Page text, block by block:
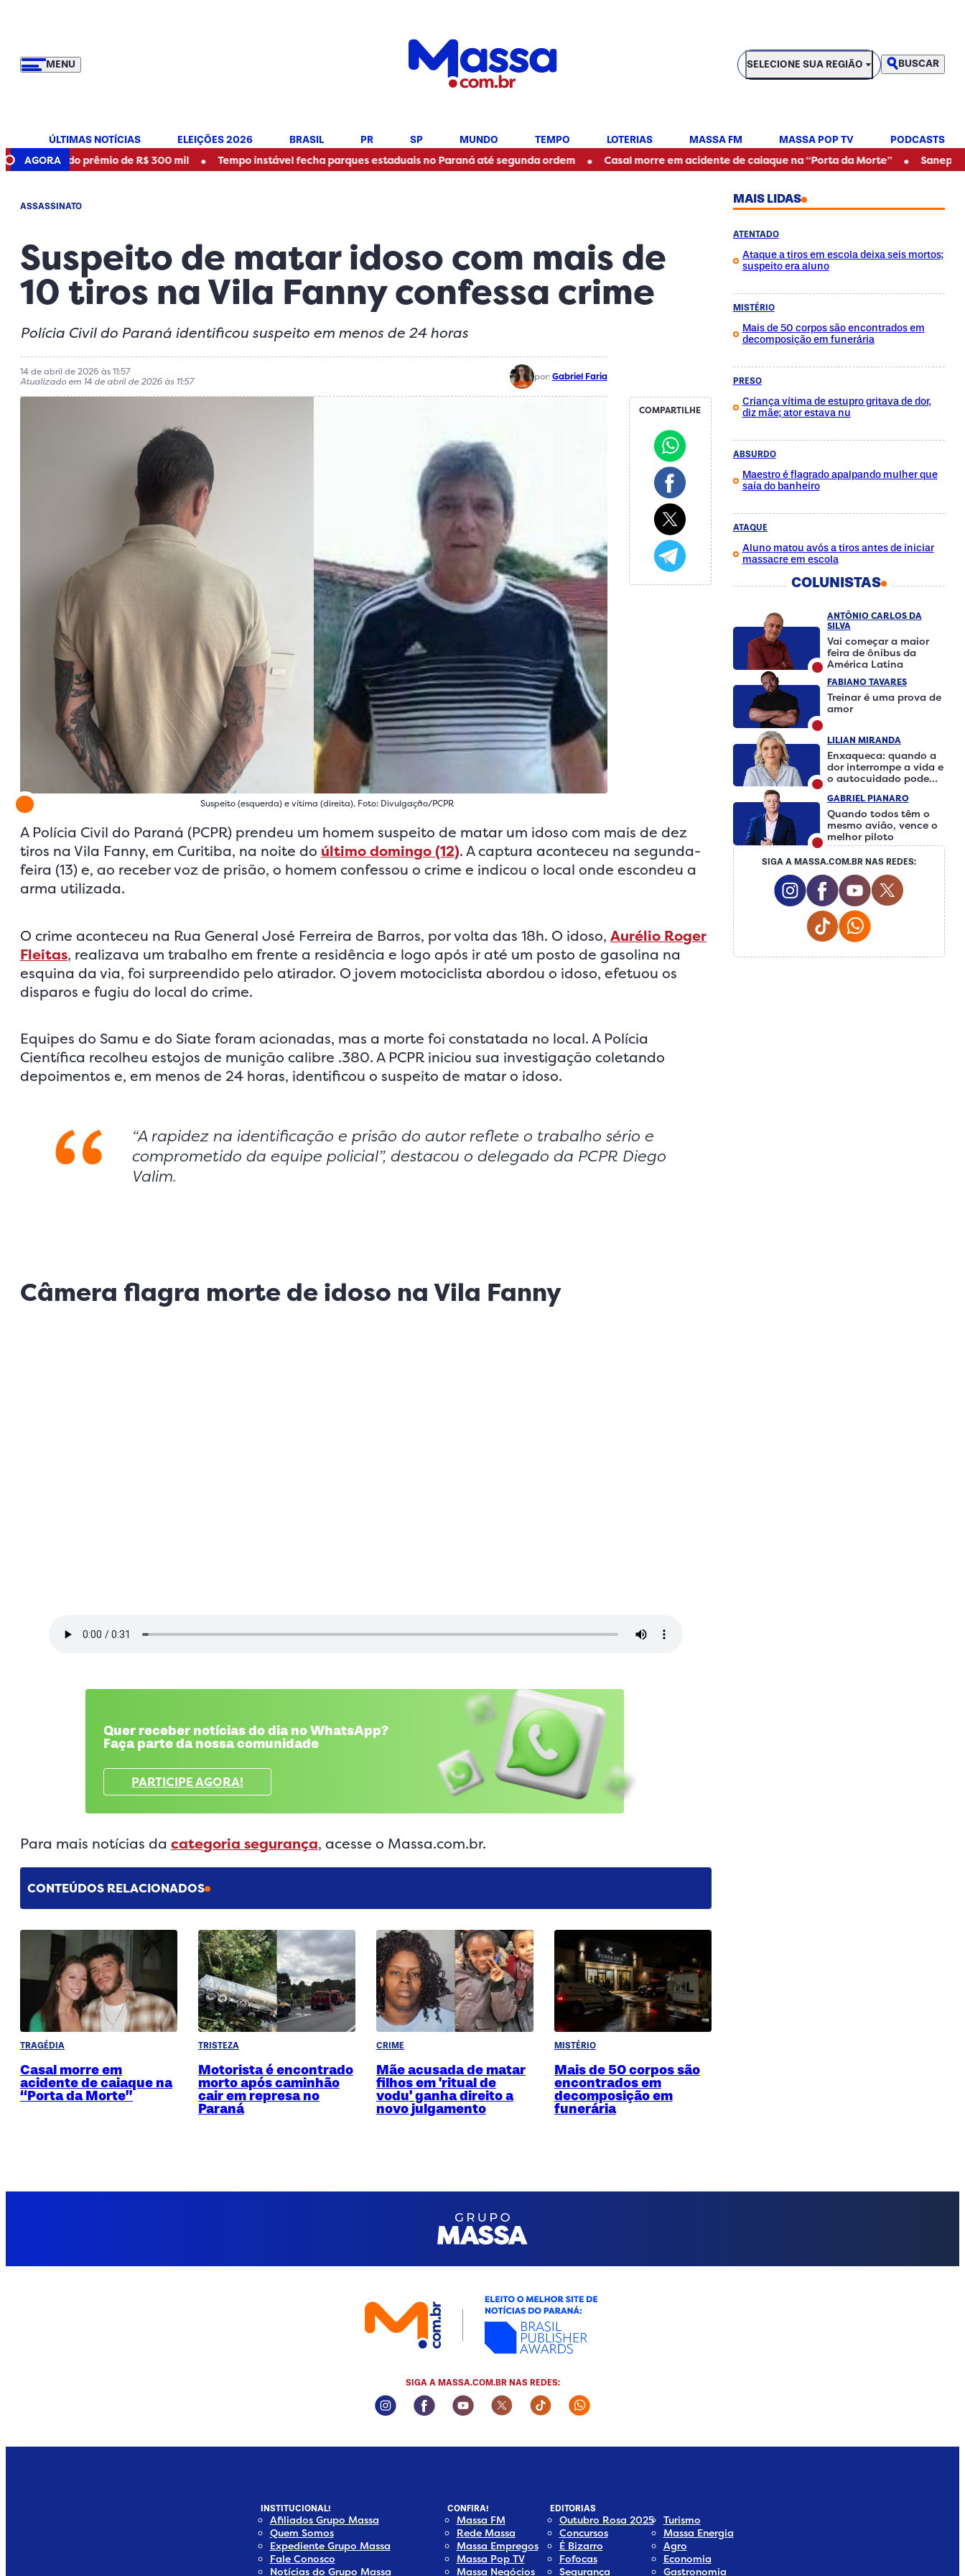
MENU
SELECIONE SUA REGIÃO
SELECIONE SUA REGIÃO BUSCAR
ÚLTIMAS NOTÍCIAS ELEIÇÕES 2026 BRASIL PR SP MUNDO TEMPO LOTERIAS MASSA FM MASSA POP TV PODCASTS
AGORA
do prêmio de R$ 300 mil • Tempo instável fecha parques estaduais no Paraná até segunda ordem • Casal morre em acidente de caiaque na “Porta da Morte” • Sanepar alerta
ASSASSINATO
Suspeito de matar idoso com mais de
10 tiros na Vila Fanny confessa crime
Polícia Civil do Paraná identificou suspeito em menos de 24 horas
14 de abril de 2026 às 11:57
Atualizado em 14 de abril de 2026 às 11:57
por:Gabriel Faria
Suspeito (esquerda) e vítima (direita). Foto: Divulgação/PCPR
COMPARTILHE
A Polícia Civil do Paraná (PCPR) prendeu um homem suspeito de matar um idoso com mais de dez
tiros na Vila Fanny, em Curitiba, na noite do último domingo (12). A captura aconteceu na segunda-
feira (13) e, ao receber voz de prisão, o homem confessou o crime e indicou o local onde escondeu a
arma utilizada.
O crime aconteceu na Rua General José Ferreira de Barros, por volta das 18h. O idoso, Aurélio Roger
Fleitas, realizava um trabalho em frente a residência e logo após ir até um posto de gasolina na
esquina da via, foi surpreendido pelo atirador. O jovem motociclista abordou o idoso, efetuou os
disparos e fugiu do local do crime.
Equipes do Samu e do Siate foram acionadas, mas a morte foi constatada no local. A Polícia
Científica recolheu estojos de munição calibre .380. A PCPR iniciou sua investigação coletando
depoimentos e, em menos de 24 horas, identificou o suspeito de matar o idoso.
“A rapidez na identificação e prisão do autor reflete o trabalho sério e
comprometido da equipe policial”, destacou o delegado da PCPR Diego
Valim.
Câmera flagra morte de idoso na Vila Fanny
Quer receber notícias do dia no WhatsApp?
Faça parte da nossa comunidade
PARTICIPE AGORA!
Para mais notícias da categoria segurança, acesse o Massa.com.br.
CONTEÚDOS RELACIONADOS
TRAGÉDIA
Casal morre em
acidente de caiaque na
“Porta da Morte”
TRISTEZA
Motorista é encontrado
morto após caminhão
cair em represa no
Paraná
CRIME
Mãe acusada de matar
filhos em 'ritual de
vodu' ganha direito a
novo julgamento
MISTÉRIO
Mais de 50 corpos são
encontrados em
decomposição em
funerária
MAIS LIDAS
ATENTADO
Ataque a tiros em escola deixa seis mortos;
suspeito era aluno
MISTÉRIO
Mais de 50 corpos são encontrados em
decomposição em funerária
PRESO
Criança vítima de estupro gritava de dor,
diz mãe; ator estava nu
ABSURDO
Maestro é flagrado apalpando mulher que
saía do banheiro
ATAQUE
Aluno matou avós a tiros antes de iniciar
massacre em escola
COLUNISTAS
ANTÔNIO CARLOS DA
SILVA
Vai começar a maior
feira de ônibus da
América Latina
FABIANO TAVARES
Treinar é uma prova de
amor
LILIAN MIRANDA
Enxaqueca: quando a
dor interrompe a vida e
o autocuidado pode
GABRIEL PIANARO
Quando todos têm o
mesmo avião, vence o
melhor piloto
SIGA A MASSA.COM.BR NAS REDES:
Instagram Social Media
Facebook Social
Youtube Social
Twitter
Tiktok Social Media
Whatsapp
SIGA A MASSA.COM.BR NAS REDES:
Instagram Social Media
Facebook Social Media
Youtube Social Media
Twitter Social Media
Tiktok Social Media
Whatsapp Social Media
INSTITUCIONAL!
Afiliados Grupo Massa
Quem Somos
Expediente Grupo Massa
Fale Conosco
Notícias do Grupo Massa
CONFIRA!
Massa FM
Rede Massa
Massa Empregos
Massa Pop TV
Massa Negócios
EDITORIAS
Outubro Rosa 2025
Concursos
É Bizarro
Fofocas
Segurança
Turismo
Massa Energia
Agro
Economia
Gastronomia